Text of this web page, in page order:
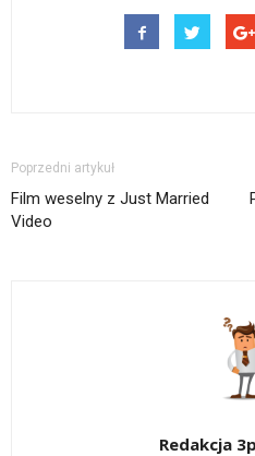
Poprzedni artykuł
Film weselny z Just Married
Video
Redakcja